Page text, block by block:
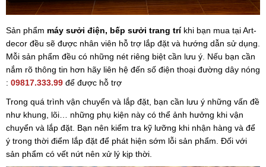
Sản phẩm máy sưởi điện, bếp sưởi trang trí khi bạn mua tại Art-
decor đều sẽ được nhân viên hỗ trợ lắp đặt và hướng dẫn sử dụng.
Mỗi sản phẩm đều có những nét riêng biệt cần lưu ý. Nếu bạn cần
nắm rõ thông tin hơn hãy liên hệ đến số điện thoại đường dây nóng
: 09817.333.99 để được hỗ trợ
Trong quá trình vận chuyển và lắp đặt, bạn cần lưu ý những vấn đề
như khung, lõi… những phụ kiện này có thể ảnh hưởng khi vận
chuyển và lắp đặt. Bạn nên kiểm tra kỹ lưỡng khi nhận hàng và để
ý trong thời điểm lắp đặt để phát hiện sớm lỗi sản phẩm. Đối với
sản phẩm có vết nứt nên xử lý kịp thời.